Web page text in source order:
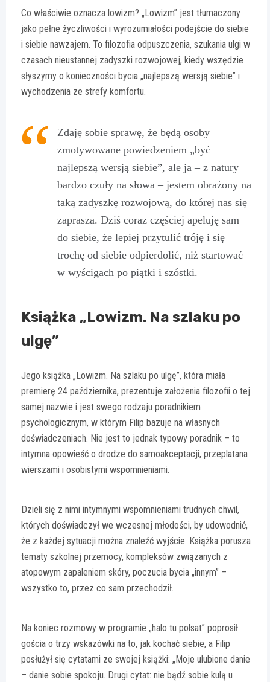
Co właściwie oznacza lowizm? „Lowizm” jest tłumaczony
jako pełne życzliwości i wyrozumiałości podejście do siebie
i siebie nawzajem. To filozofia odpuszczenia, szukania ulgi w
czasach nieustannej zadyszki rozwojowej, kiedy wszędzie
słyszymy o konieczności bycia „najlepszą wersją siebie” i
wychodzenia ze strefy komfortu.
Zdaję sobie sprawę, że będą osoby
zmotywowane powiedzeniem „być
najlepszą wersją siebie”, ale ja – z natury
bardzo czuły na słowa – jestem obrażony na
taką zadyszkę rozwojową, do której nas się
zaprasza. Dziś coraz częściej apeluję sam
do siebie, że lepiej przytulić tróję i się
trochę od siebie odpierdolić, niż startować
w wyścigach po piątki i szóstki.
Książka „Lowizm. Na szlaku po
ulgę”
Jego książka „Lowizm. Na szlaku po ulgę”, która miała
premierę 24 października, prezentuje założenia filozofii o tej
samej nazwie i jest swego rodzaju poradnikiem
psychologicznym, w którym Filip bazuje na własnych
doświadczeniach. Nie jest to jednak typowy poradnik – to
intymna opowieść o drodze do samoakceptacji, przeplatana
wierszami i osobistymi wspomnieniami.
Dzieli się z nimi intymnymi wspomnieniami trudnych chwil,
których doświadczył we wczesnej młodości, by udowodnić,
że z każdej sytuacji można znaleźć wyjście. Książka porusza
tematy szkolnej przemocy, kompleksów związanych z
atopowym zapaleniem skóry, poczucia bycia „innym” –
wszystko to, przez co sam przechodził.
Na koniec rozmowy w programie „halo tu polsat” poprosił
gościa o trzy wskazówki na to, jak kochać siebie, a Filip
posłużył się cytatami ze swojej książki: „Moje ulubione danie
– danie sobie spokoju. Drugi cytat: nie bądź sobie kulą u